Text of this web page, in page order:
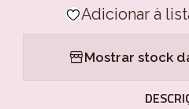
Adicionar à
Mostrar stock